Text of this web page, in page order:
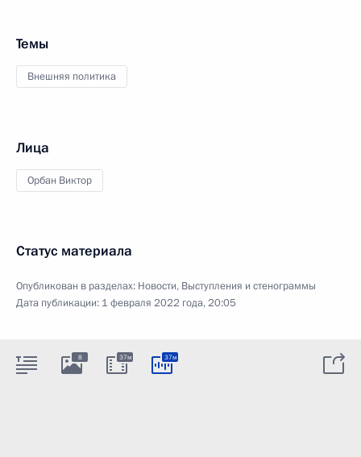
Темы
Внешняя политика
Лица
Орбан Виктор
Статус материала
Опубликован в разделах: Новости, Выступления и стенограммы
Дата публикации: 1 февраля 2022 года, 20:05
8 37м 37м